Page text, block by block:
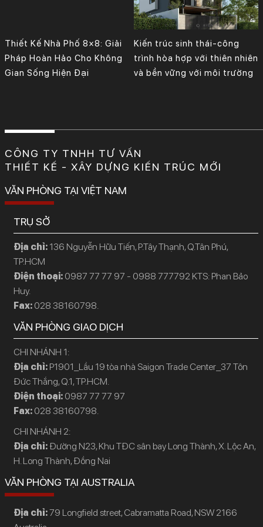
Thiết Kế Nhà Phố 8×8: Giải
Pháp Hoàn Hảo Cho Không
Gian Sống Hiện Đại
Kiến trúc sinh thái-công
trình hòa hợp với thiên nhiên
và bền vững với môi trường
CÔNG TY TNHH TƯ VẤN
THIẾT KẾ - XÂY DỰNG KIẾN TRÚC MỚI
VĂN PHÒNG TẠI VIỆT NAM
TRỤ SỞ
Địa chỉ: 136 Nguyễn Hữu Tiến, P.Tây Thạnh, Q.Tân Phú,
TP.HCM
Điện thoại: 0987 77 77 97 - 0988 777792 KTS: Phan Bảo
Huy.
Fax: 028 38160798.
VĂN PHÒNG GIAO DỊCH
CHI NHÁNH 1:
Địa chỉ: P1901_Lầu 19 tòa nhà Saigon Trade Center_37 Tôn
Đức Thắng, Q.1, TP.HCM.
Điện thoại: 0987 77 77 97
Fax: 028 38160798.
CHI NHÁNH 2:
Địa chỉ:Đường N23, Khu TĐC sân bay Long Thành, X. Lộc An,
H. Long Thành, Đồng Nai
VĂN PHÒNG TẠI AUSTRALIA
Địa chỉ:79 Longfield street, Cabramatta Road, NSW 2166